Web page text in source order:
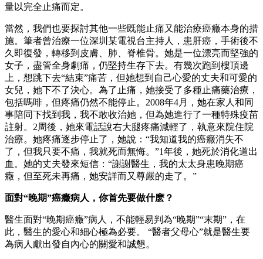
量以完全止痛而定。
當然，我們也要探討其他一些既能止痛又能治療癌癥本身的措
施。筆者曾治療一位深圳某電視台主持人，患肝癌，手術後不
久即復發，轉移到皮膚、肺、脊椎骨。她是一位漂亮而堅強的
女子，盡管全身劇痛，仍堅持生存下去。有幾次跑到樓頂邊
上，想跳下去“結束”痛苦，但她想到自己心愛的丈夫和可愛的
女兒，她下不了決心。為了止痛，她接受了多種止痛藥治療，
包括嗎啡，但疼痛仍然不能停止。2008年4月，她在家人和同
事陪同下找到我，我不敢收治她，但為她進行了一種特殊疫苗
註射。2周後，她來電話說右大腿疼痛減輕了，執意來院住院
治療。她疼痛逐步停止了，她說：“我知道我的癌癥消失不
了，但我只要不痛，我就死而無悔。”1年後，她死於消化道出
血。她的丈夫發來短信：“謝謝醫生，我的太太身患晚期癌
癥，但至死未再痛，她安詳而又尊嚴的走了。”
面對“晚期”癌癥病人，你首先要做什麽？
醫生面對“晚期癌癥”病人，不能輕易判為“晚期”“末期”，在
此，醫生的愛心和細心極為必要。 “醫者父母心”就是醫生要
為病人獻出發自內心的關愛和誠懇。